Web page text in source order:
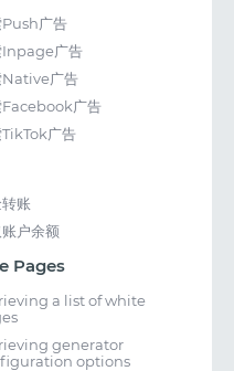
Push广告
Inpage广告
Native广告
Facebook广告
广告
账
户余额
Pages
a list of white
generator
options